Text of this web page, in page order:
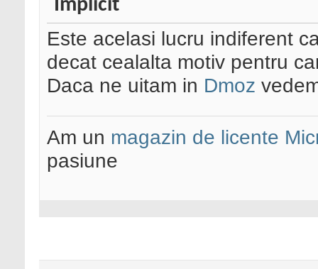
Este acelasi lucru indiferent
decat cealalta motiv pentru
Daca ne uitam in Dmoz
Am un magazin de licente
pasiune